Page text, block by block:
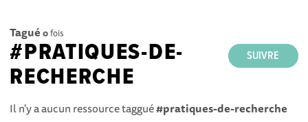
Tagué 0fois
SUIVRE
#PRATIQUES-DE-
RECHERCHE
Il n'y a aucun ressource taggué#pratiques-de-recherche